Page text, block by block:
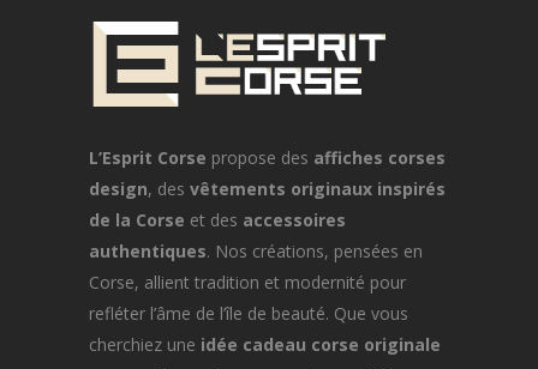
L’Esprit Corse propose des affiches corses
design, des vêtements originaux inspirés
de la Corse et des accessoires
authentiques. Nos créations, pensées en
Corse, allient tradition et modernité pour
refléter l’âme de l’île de beauté. Que vous
cherchiez une idée cadeau corse originale